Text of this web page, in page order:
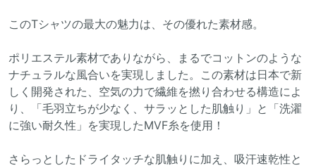
このTシャツの最大の魅力は、その優れた素材感。
ポリエステル素材でありながら、まるでコットンのような
ナチュラルな風合いを実現しました。この素材は日本で新
しく開発された、空気の力で繊維を撚り合わせる構造によ
り、「毛羽立ちが少なく、サラッとした肌触り」と「洗濯
に強い耐久性」を実現したMVF糸を使用！
さらっとしたドライタッチな肌触りに加え、吸汗速乾性と